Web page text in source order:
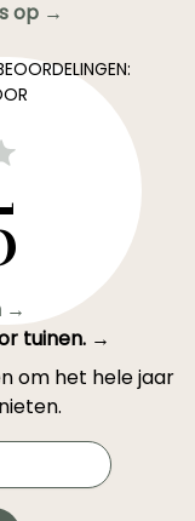
op →
→
tuinen. →
om het hele jaar